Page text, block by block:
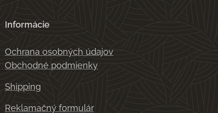
Informácie
Ochrana osobných údajov
Obchodné podmienky
Shipping
Reklamačný formulár